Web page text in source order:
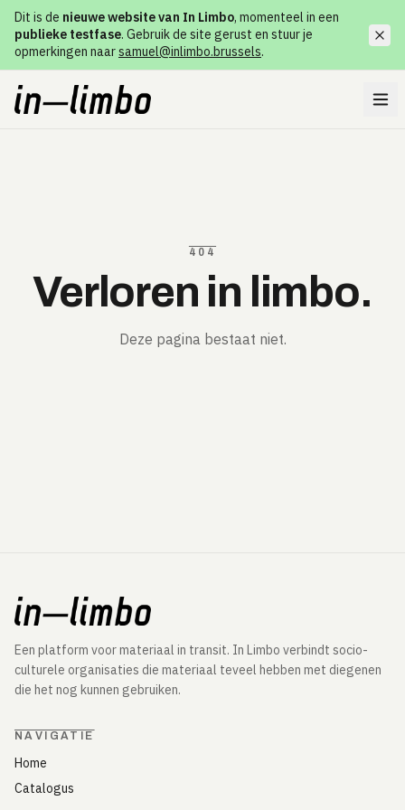
Dit is de nieuwe website van In Limbo, momenteel in een
publieke testfase. Gebruik de site gerust en stuur je
opmerkingen naarsamuel@inlimbo.brussels.
404
Verloren in limbo.
Deze pagina bestaat niet.
Een platform voor materiaal in transit. In Limbo verbindt socio-
culturele organisaties die materiaal teveel hebben met diegenen
die het nog kunnen gebruiken.
NAVIGATIE
Home
Catalogus